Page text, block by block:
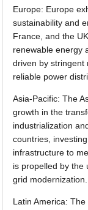
Europe: Europe
sustainability and
France, and the
renewable energy
driven by stringent
reliable power
Asia-Pacific: The
growth in the
industrialization
countries,
infrastructure to
is propelled by the
grid modernization.
Latin America: